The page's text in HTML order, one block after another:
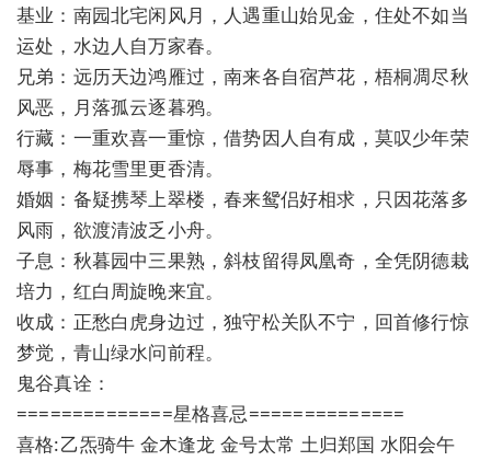
基业：南园北宅闲风月，人遇重山始见金，住处不如当
运处，水边人自万家春。
兄弟：远历天边鸿雁过，南来各自宿芦花，梧桐凋尽秋
风恶，月落孤云逐暮鸦。
行藏：一重欢喜一重惊，借势因人自有成，莫叹少年荣
辱事，梅花雪里更香清。
婚姻：备疑携琴上翠楼，春来鸳侣好相求，只因花落多
风雨，欲渡清波乏小舟。
子息：秋暮园中三果熟，斜枝留得凤凰奇，全凭阴德栽
培力，红白周旋晚来宜。
收成：正愁白虎身边过，独守松关队不宁，回首修行惊
梦觉，青山绿水问前程。
鬼谷真诠：
==============星格喜忌==============
喜格:乙炁骑牛 金木逢龙 金号太常 土归郑国 水阳会午